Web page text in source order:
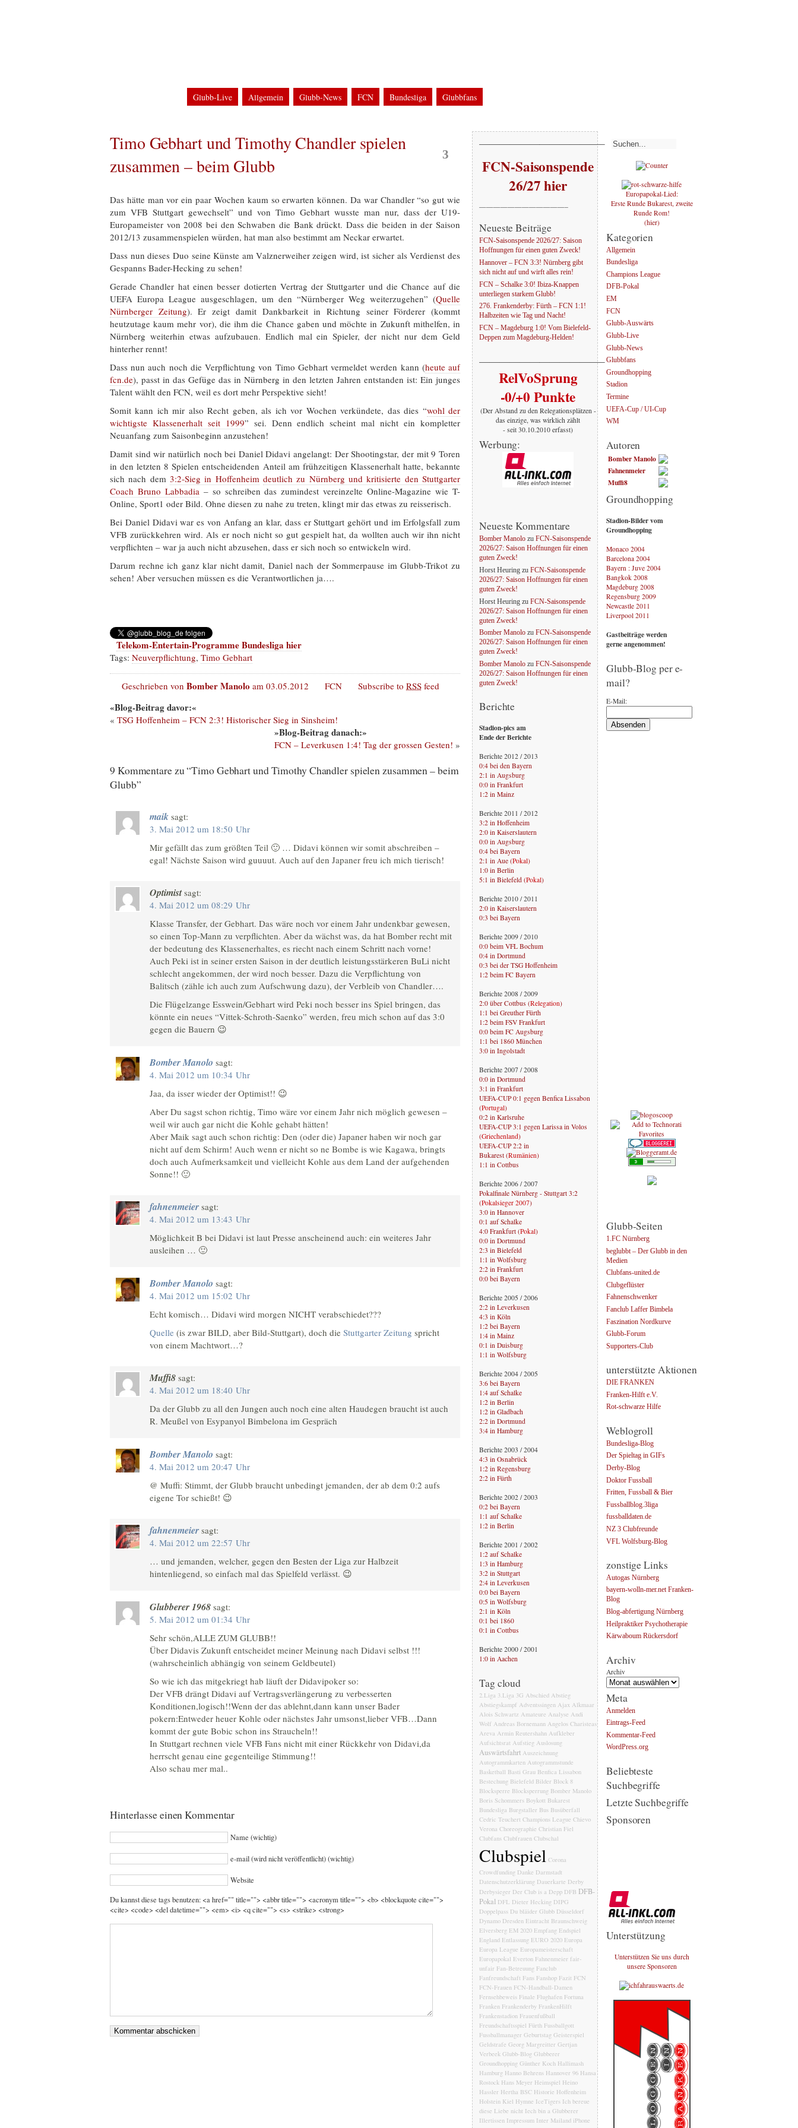
Glubb-Live Allgemein Glubb-News FCN Bundesliga
Glubbfans
3
Timo Gebhart und Timothy Chandler spielen
zusammen – beim Glubb
Das hätte man vor ein paar Wochen kaum so erwarten können. Da war Chandler “so gut wie
zum VFB Stuttgart gewechselt” und von Timo Gebhart wusste man nur, dass der U19-
Europameister von 2008 bei den Schwaben die Bank drückt. Dass die beiden in der Saison
2012/13 zusammenspielen würden, hat man also bestimmt am Neckar erwartet.
Dass nun dieses Duo seine Künste am Valznerweiher zeigen wird, ist sicher als Verdienst des
Gespanns Bader-Hecking zu sehen!
Gerade Chandler hat einen besser dotierten Vertrag der Stuttgarter und die Chance auf die
UEFA Europa League ausgeschlagen, um den “Nürnberger Weg weiterzugehen” (Quelle
Nürnberger Zeitung). Er zeigt damit Dankbarkeit in Richtung seiner Förderer (kommt
heutzutage kaum mehr vor), die ihm die Chance gaben und möchte in Zukunft mithelfen, in
Nürnberg weiterhin etwas aufzubauen. Endlich mal ein Spieler, der nicht nur dem Geld
hinterher rennt!
Dass nun auch noch die Verpflichtung von Timo Gebhart vermeldet werden kann (heute auf
fcn.de), passt in das Gefüge das in Nürnberg in den letzten Jahren entstanden ist: Ein junges
Talent wählt den FCN, weil es dort mehr Perspektive sieht!
Somit kann ich mir also Recht geben, als ich vor Wochen verkündete, das dies “wohl der
wichtigste Klassenerhalt seit 1999” sei. Denn endlich scheint mal nicht ein kompletter
Neuanfang zum Saisonbeginn anzustehen!
Damit sind wir natürlich noch bei Daniel Didavi angelangt: Der Shootingstar, der mit 9 Toren
in den letzten 8 Spielen entscheidenden Anteil am frühzeitigen Klassenerhalt hatte, bekannte
sich nach dem 3:2-Sieg in Hoffenheim deutlich zu Nürnberg und kritisierte den Stuttgarter
Coach Bruno Labbadia – so schreiben das zumindest vereinzelte Online-Magazine wie T-
Online, Sport1 oder Bild. Ohne diesen zu nahe zu treten, klingt mir das etwas zu reisserisch.
Bei Daniel Didavi war es von Anfang an klar, dass er Stuttgart gehört und im Erfolgsfall zum
VFB zurückkehren wird. Als er noch nicht so gut gespielt hat, da wollten auch wir ihn nicht
verpflichten – war ja auch nicht abzusehen, dass er sich noch so entwickeln wird.
Darum rechne ich ganz klar nicht damit, Daniel nach der Sommerpause im Glubb-Trikot zu
sehen! Aber versuchen müssen es die Verantwortlichen ja….
Telekom-Entertain-Programme Bundesliga hier
Tags: Neuverpflichtung, Timo Gebhart
Geschrieben von Bomber Manolo am 03.05.2012 FCN Subscribe to RSS feed
«Blog-Beitrag davor:«
« TSG Hoffenheim – FCN 2:3! Historischer Sieg in Sinsheim!
»Blog-Beitrag danach:»
FCN – Leverkusen 1:4! Tag der grossen Gesten! »
9 Kommentare zu “Timo Gebhart und Timothy Chandler spielen zusammen – beim
Glubb”
maik sagt:
3. Mai 2012 um 18:50 Uhr
Mir gefällt das zum größten Teil 🙂 … Didavi können wir somit abschreiben –
egal! Nächste Saison wird guuuut. Auch auf den Japaner freu ich mich tierisch!
Optimist sagt:
4. Mai 2012 um 08:29 Uhr
Klasse Transfer, der Gebhart. Das wäre noch vor einem Jahr undenkbar gewesen,
so einen Top-Mann zu verpflichten. Aber da wächst was, da hat Bomber recht mit
der bedeutung des Klassenerhaltes, es riecht nach einem Schritt nach vorne!
Auch Peki ist in seiner ersten Saison in der deutlich leistungsstärkeren BuLi nicht
schlecht angekommen, der wird noch besser. Dazu die Verpflichtung von
Balitsch (zähle ich auch zum Aufschwung dazu), der Verbleib von Chandler….
Die Flügelzange Esswein/Gebhart wird Peki noch besser ins Spiel bringen, das
könnte ein neues “Vittek-Schroth-Saenko” werden, freu mich schon auf das 3:0
gegen die Bauern 😉
Bomber Manolo sagt:
4. Mai 2012 um 10:34 Uhr
Jaa, da isser wieder der Optimist!! 😉
Aber Du sagst schon richtig, Timo wäre vor einem Jahr nich möglich gewesen –
weil wir auch gar nicht die Kohle gehabt hätten!
Aber Maik sagt auch schon richtig: Den (oder die) Japaner haben wir noch gar
nicht auf dem Schirm! Auch wenn er nicht so ne Bombe is wie Kagawa, bringts
doch auch Aufmerksamkeit und vielleicht Kohle aus dem Land der aufgehenden
Sonne!! 🙂
fahnenmeier sagt:
4. Mai 2012 um 13:43 Uhr
Möglichkeit B bei Didavi ist laut Presse anscheinend auch: ein weiteres Jahr
ausleihen … 🙂
Bomber Manolo sagt:
4. Mai 2012 um 15:02 Uhr
Echt komisch… Didavi wird morgen NICHT verabschiedet???
Quelle (is zwar BILD, aber Bild-Stuttgart), doch die Stuttgarter Zeitung spricht
von einem Machtwort…?
Muffi8 sagt:
4. Mai 2012 um 18:40 Uhr
Da der Glubb zu all den Jungen auch noch eine alten Haudegen braucht ist auch
R. Meußel von Esypanyol Bimbelona im Gespräch
Bomber Manolo sagt:
4. Mai 2012 um 20:47 Uhr
@ Muffi: Stimmt, der Glubb braucht unbedingt jemanden, der ab dem 0:2 aufs
eigene Tor schießt! 😉
fahnenmeier sagt:
4. Mai 2012 um 22:57 Uhr
… und jemanden, welcher, gegen den Besten der Liga zur Halbzeit
hintenliegend, so einfach mal das Spielfeld verlässt. 😉
Glubberer 1968 sagt:
5. Mai 2012 um 01:34 Uhr
Sehr schön,ALLE ZUM GLUBB!!
Über Didavis Zukunft entscheidet meiner Meinung nach Didavi selbst !!!
(wahrscheinlich abhängig von seinem Geldbeutel)
So wie ich das mitgekriegt hab läuft der Didavipoker so:
Der VFB drängt Didavi auf Vertragsverlängerung zu verbesserten
Konditionen,logisch!!Wenn der das ablehnt,dann kann unser Bader
pokern:Entweder heuer Kohle oder nächstes Jahr umsonst,lieber VFB…Dann
kommt der gute Bobic schon ins Straucheln!!
In Stuttgart rechnen viele VFB Fans nicht mit einer Rückkehr von Didavi,da
herrscht genau eine gegenteilige Stimmung!!
Also schau mer mal..
Hinterlasse einen Kommentar
Name (wichtig)
e-mail (wird nicht veröffentlicht) (wichtig)
Website
Du kannst diese tags benutzen: <a href="" title=""> <abbr title=""> <acronym title=""> <b> <blockquote cite="">
<cite> <code> <del datetime=""> <em> <i> <q cite=""> <s> <strike> <strong>
————————————–
FCN-Saisonspende
26/27 hier
————————————–
Neueste Beiträge
FCN-Saisonspende 2026/27: Saison
Hoffnungen für einen guten Zweck!
Hannover – FCN 3:3! Nürnberg gibt
sich nicht auf und wirft alles rein!
FCN – Schalke 3:0! Ibiza-Knappen
unterliegen starkem Glubb!
276. Frankenderby: Fürth – FCN 1:1!
Halbzeiten wie Tag und Nacht!
FCN – Magdeburg 1:0! Vom Bielefeld-
Deppen zum Magdeburg-Helden!
————————————–
RelVoSprung
-0/+0 Punkte
(Der Abstand zu den Relegationsplätzen -
das einzige, was wirklich zählt
- seit 30.10.2010 erfasst)
Werbung:
Neueste Kommentare
Bomber Manolo zu FCN-Saisonspende
2026/27: Saison Hoffnungen für einen
guten Zweck!
Horst Heuring zu FCN-Saisonspende
2026/27: Saison Hoffnungen für einen
guten Zweck!
Horst Heuring zu FCN-Saisonspende
2026/27: Saison Hoffnungen für einen
guten Zweck!
Bomber Manolo zu FCN-Saisonspende
2026/27: Saison Hoffnungen für einen
guten Zweck!
Bomber Manolo zu FCN-Saisonspende
2026/27: Saison Hoffnungen für einen
guten Zweck!
Berichte
Stadion-pics am
Ende der Berichte
Berichte 2012 / 2013
0:4 bei den Bayern
2:1 in Augsburg
0:0 in Frankfurt
1:2 in Mainz
Berichte 2011 / 2012
3:2 in Hoffenheim
2:0 in Kaiserslautern
0:0 in Augsburg
0:4 bei Bayern
2:1 in Aue (Pokal)
1:0 in Berlin
5:1 in Bielefeld (Pokal)
Berichte 2010 / 2011
2:0 in Kaiserslautern
0:3 bei Bayern
Berichte 2009 / 2010
0:0 beim VFL Bochum
0:4 in Dortmund
0:3 bei der TSG Hoffenheim
1:2 beim FC Bayern
Berichte 2008 / 2009
2:0 über Cottbus (Relegation)
1:1 bei Greuther Fürth
1:2 beim FSV Frankfurt
0:0 beim FC Augsburg
1:1 bei 1860 München
3:0 in Ingolstadt
Berichte 2007 / 2008
0:0 in Dortmund
3:1 in Frankfurt
UEFA-CUP 0:1 gegen Benfica Lissabon
(Portugal)
0:2 in Karlsruhe
UEFA-CUP 3:1 gegen Larissa in Volos
(Griechenland)
UEFA-CUP 2:2 in
Bukarest (Rumänien)
1:1 in Cottbus
Berichte 2006 / 2007
Pokalfinale Nürnberg - Stuttgart 3:2
(Pokalsieger 2007)
3:0 in Hannover
0:1 auf Schalke
4:0 Frankfurt (Pokal)
0:0 in Dortmund
2:3 in Bielefeld
1:1 in Wolfsburg
2:2 in Frankfurt
0:0 bei Bayern
Berichte 2005 / 2006
2:2 in Leverkusen
4:3 in Köln
1:2 bei Bayern
1:4 in Mainz
0:1 in Duisburg
1:1 in Wolfsburg
Berichte 2004 / 2005
3:6 bei Bayern
1:4 auf Schalke
1:2 in Berlin
1:2 in Gladbach
2:2 in Dortmund
3:4 in Hamburg
Berichte 2003 / 2004
4:3 in Osnabrück
1:2 in Regensburg
2:2 in Fürth
Berichte 2002 / 2003
0:2 bei Bayern
1:1 auf Schalke
1:2 in Berlin
Berichte 2001 / 2002
1:2 auf Schalke
1:3 in Hamburg
3:2 in Stuttgart
2:4 in Leverkusen
0:0 bei Bayern
0:5 in Wolfsburg
2:1 in Köln
0:1 bei 1860
0:1 in Cottbus
Berichte 2000 / 2001
1:0 in Aachen
Tag cloud
2.Liga 3.Liga 3G Abschied Abstieg
Abstiegskampf Adventssingen Ajax Alkmaar
Alois Schwartz Amateure Analyse Andi
Wolf Andreas Bornemann Angelos Charisteas
Areva Armin Reutershahn Aufkleber
Aufsichtsrat Aufstieg Auslosung
Auswärtsfahrt Auszeichnung
Autogrammkarten Autogrammstunde
Basketball Basti Grau Benfica Lissabon
Bestechung Bielefeld Bilder Block 8
Blocksperre Blocksperrung Bomber Manolo
Boris Schommers Boykott Bukarest
Bundesliga Burgstaller Bus Busüberfall
Cedric Teuchert Champions League Chievo
Verona Choreographie Christian Fiel
Clubfans Clubfrauen Clubschal
Clubspiel Corona
Crowdfunding Danke Darmstadt
Datenschutzerklärung Dauerkarte Derby
Derbysieger Der Club is a Depp DFB DFB-
Pokal DFL Dieter Hecking DIPG
Doppelpass Du bläider Glubb Düsseldorf
Dynamo Dresden Eintracht Braunschweig
Elversberg EM 2020 Empfang Endspiel
England Entlassung EURO 2020 Europa
Europa League Europameisterschaft
Europapokal Everton Fahnenmeier fair-
unfair Fan-Betreuung Fanclub
Fanfreundschaft Fans Fanshop Fazit FCN
FCN-Frauen FCN-Handball-Damen
Fernsehbeweis Finale Flughafen Fortuna
Franken Frankenderby FrankenHilft
Frankenstadion Frauenfußball
Freundschaftsspiel Fürth Fussballgott
Fussballmanager Geburtstag Geisterspiel
Geldstrafe Georg Margreitter Gertjan
Verbeek Glubb-Blog Glubberer
Groundhopping Günther Koch Hallimash
Hamburg Hanno Behrens Hannover 96 Hansa
Rostock Hans Meyer Heimspiel Heino
Hassler Hertha BSC Historie Hoffenheim
Holstein Kiel Hymne IceTigers Ich bereue
diese Liebe nicht Iech bin a Glubberer
Illertissen Impressum Inter Mailand iPhone
Europapokal-Lied:
Erste Runde Bukarest, zweite
Runde Rom!
(hier)
Kategorien
Allgemein
Bundesliga
Champions League
DFB-Pokal
EM
FCN
Glubb-Auswärts
Glubb-Live
Glubb-News
Glubbfans
Groundhopping
Stadion
Termine
UEFA-Cup / UI-Cup
WM
Autoren
Bomber Manolo
Fahnenmeier
Muffi8
Groundhopping
Stadion-Bilder vom
Groundhopping
Monaco 2004
Barcelona 2004
Bayern : Juve 2004
Bangkok 2008
Magdeburg 2008
Regensburg 2009
Newcastle 2011
Liverpool 2011
Gastbeiträge werden
gerne angenommen!
Glubb-Blog per e-
mail?
E-Mail:
Glubb-Seiten
1.FC Nürnberg
beglubbt – Der Glubb in den
Medien
Clubfans-united.de
Clubgeflüster
Fahnenschwenker
Fanclub Laffer Bimbela
Faszination Nordkurve
Glubb-Forum
Supporters-Club
unterstützte Aktionen
DIE FRANKEN
Franken-Hilft e.V.
Rot-schwarze Hilfe
Weblogroll
Bundesliga-Blog
Der Spieltag in GIFs
Derby-Blog
Doktor Fussball
Fritten, Fussball & Bier
Fussballblog.3liga
fussballdaten.de
NZ 3 Clubfreunde
VFL Wolfsburg-Blog
zonstige Links
Autogas Nürnberg
bayern-wolln-mer.net Franken-
Blog
Blog-abfertigung Nürnberg
Heilpraktiker Psychotherapie
Kärwaboum Rückersdorf
Archiv
Archiv
Meta
Anmelden
Eintrags-Feed
Kommentar-Feed
WordPress.org
Beliebteste
Suchbegriffe
Letzte Suchbegriffe
Sponsoren
Unterstützung
Unterstützen Sie uns durch
unsere Sponsoren